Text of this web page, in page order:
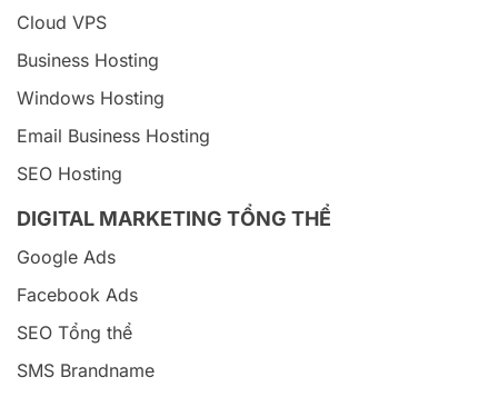
Cloud VPS
Business Hosting
Windows Hosting
Email Business Hosting
SEO Hosting
DIGITAL MARKETING TỔNG THỂ
Google Ads
Facebook Ads
SEO Tổng thể
SMS Brandname